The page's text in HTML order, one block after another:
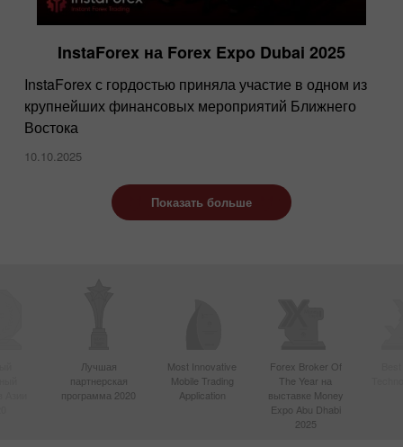
InstaForex на Forex Expo Dubai 2025
InstaForex с гордостью приняла участие в одном из
крупнейших финансовых мероприятий Ближнего
Востока
10.10.2025
Показать больше
Лучшая
партнерская
программа 2020
Most Innovative
Mobile Trading
Application
Forex Broker Of
The Year на
выставке Money
Expo Abu Dhabi
2025